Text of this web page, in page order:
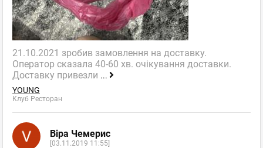
21.10.2021 зробив замовлення на доставку.
Оператор сказала 40-60 хв. очікування доставки.
Доставку привезли ...
YOUNG
Клуб Ресторан
Віра Чемерис
[03.11.2019 11:55]